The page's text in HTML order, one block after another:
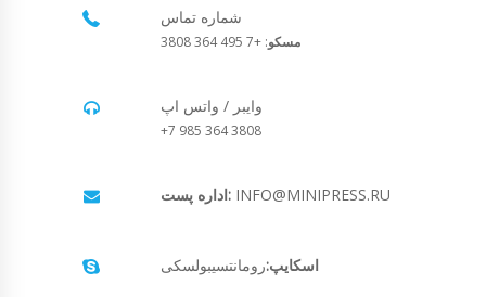
شماره تماس
مسکو: +7 495 364 3808
وایبر / واتس اپ
+7 985 364 3808
اداره پست: INFO@MINIPRESS.RU
اسکایپ:رومانتسیبولسکی